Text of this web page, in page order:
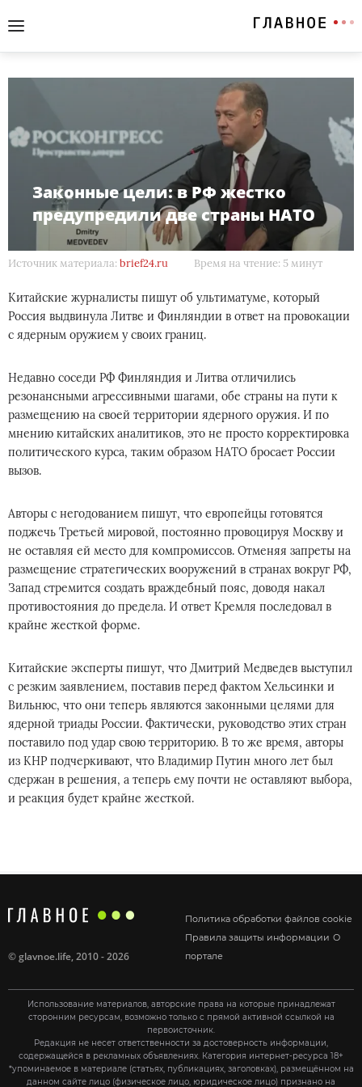
Законные цели: в РФ жестко
предупредили две страны НАТО
Источник материала: brief24.ru Время на чтение: 5 минут
Китайские журналисты пишут об ультиматуме, который
Россия выдвинула Литве и Финляндии в ответ на провокации
с ядерным оружием у своих границ.
Недавно соседи РФ Финляндия и Литва отличились
резонансными агрессивными шагами, обе страны на пути к
размещению на своей территории ядерного оружия. И по
мнению китайских аналитиков, это не просто корректировка
политического курса, таким образом НАТО бросает России
вызов.
Авторы с негодованием пишут, что европейцы готовятся
поджечь Третьей мировой, постоянно провоцируя Москву и
не оставляя ей место для компромиссов. Отменяя запреты на
размещение стратегических вооружений в странах вокруг РФ,
Запад стремится создать враждебный пояс, доводя накал
противостояния до предела. И ответ Кремля последовал в
крайне жесткой форме.
Китайские эксперты пишут, что Дмитрий Медведев выступил
с резким заявлением, поставив перед фактом Хельсинки и
Вильнюс, что они теперь являются законными целями для
ядерной триады России. Фактически, руководство этих стран
поставило под удар свою территорию. В то же время, авторы
из КНР подчеркивают, что Владимир Путин много лет был
сдержан в решения, а теперь ему почти не оставляют выбора,
и реакция будет крайне жесткой.
Политика обработки файлов cookie
Правила защиты информации О
портале
©glavnoe.life, 2010 - 2026
Использование материалов, авторские права на которые принадлежат
сторонним ресурсам, возможно только с прямой активной ссылкой на
первоисточник.
Редакция не несет ответственности за достоверность информации,
содержащейся в рекламных объявлениях. Категория интернет-ресурса 18+
*упоминаемое в материале (статьях, публикациях, заголовках), размещённом на
данном сайте лицо (физическое лицо, юридическое лицо) признано на